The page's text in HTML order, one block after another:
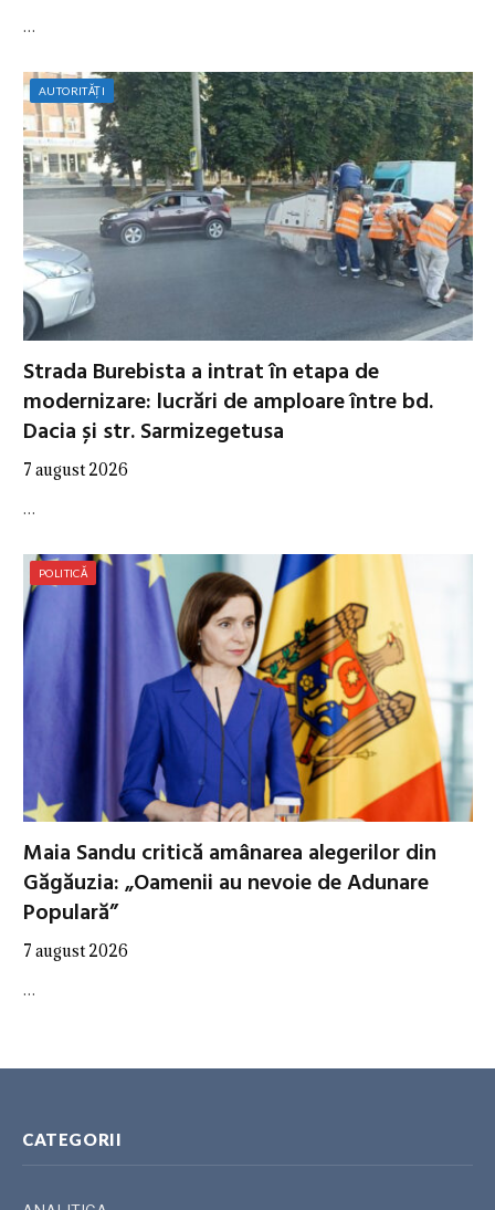
…
AUTORITĂȚI
Strada Burebista a intrat în etapa de
modernizare: lucrări de amploare între bd.
Dacia și str. Sarmizegetusa
7 august 2026
…
POLITICĂ
Maia Sandu critică amânarea alegerilor din
Găgăuzia: „Oamenii au nevoie de Adunare
Populară”
7 august 2026
…
CATEGORII